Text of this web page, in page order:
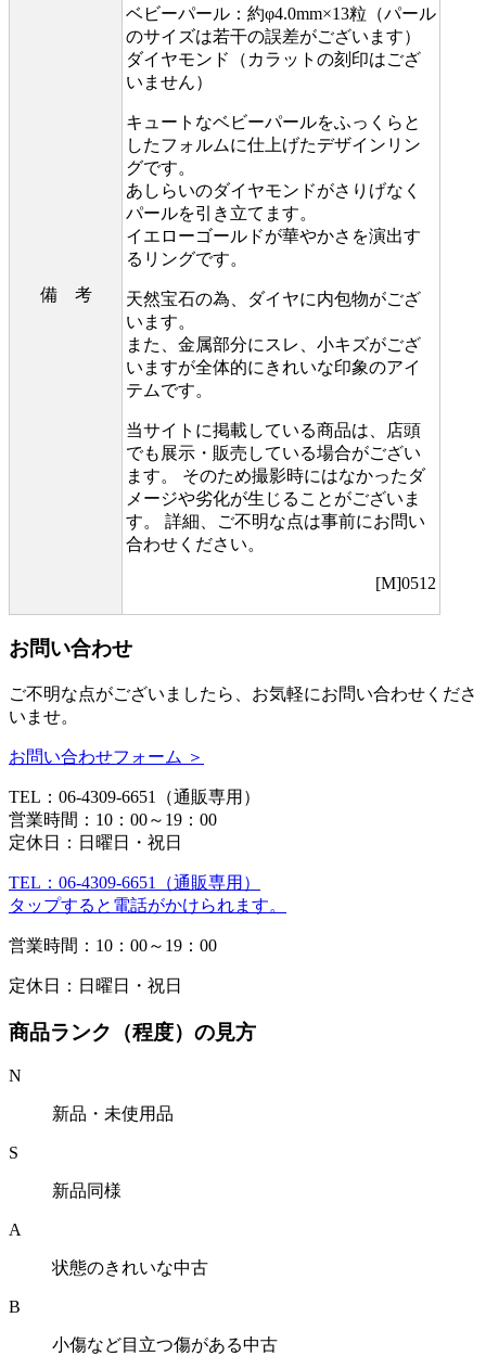
備 考
ベビーパール：約φ4.0mm×13粒（パール
のサイズは若干の誤差がございます）
ダイヤモンド（カラットの刻印はござ
いません）
キュートなベビーパールをふっくらと
したフォルムに仕上げたデザインリン
グです。
あしらいのダイヤモンドがさりげなく
パールを引き立てます。
イエローゴールドが華やかさを演出す
るリングです。
天然宝石の為、ダイヤに内包物がござ
います。
また、金属部分にスレ、小キズがござ
いますが全体的にきれいな印象のアイ
テムです。
当サイトに掲載している商品は、店頭
でも展示・販売している場合がござい
ます。 そのため撮影時にはなかったダ
メージや劣化が生じることがございま
す。 詳細、ご不明な点は事前にお問い
合わせください。
[M]0512
お問い合わせ
ご不明な点がございましたら、お気軽にお問い合わせくださ
いませ。
お問い合わせフォーム ＞
TEL：06-4309-6651（通販専用）
営業時間：10：00～19：00
定休日：日曜日・祝日
TEL：06-4309-6651（通販専用）
タップすると電話がかけられます。
営業時間：10：00～19：00
定休日：日曜日・祝日
商品ランク（程度）の見方
N
新品・未使用品
S
新品同様
A
状態のきれいな中古
B
小傷など目立つ傷がある中古